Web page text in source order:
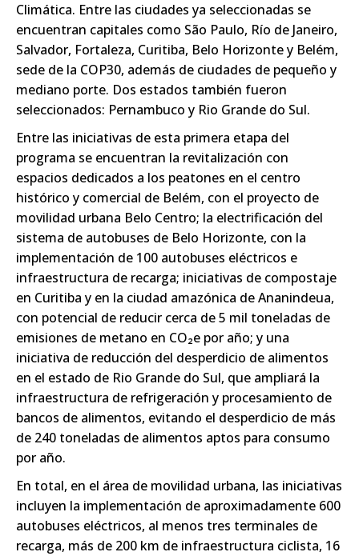
Climática. Entre las ciudades ya seleccionadas se
encuentran capitales como São Paulo, Río de Janeiro,
Salvador, Fortaleza, Curitiba, Belo Horizonte y Belém,
sede de la COP30, además de ciudades de pequeño y
mediano porte. Dos estados también fueron
seleccionados: Pernambuco y Rio Grande do Sul.
Entre las iniciativas de esta primera etapa del
programa se encuentran la revitalización con
espacios dedicados a los peatones en el centro
histórico y comercial de Belém, con el proyecto de
movilidad urbana Belo Centro; la electrificación del
sistema de autobuses de Belo Horizonte, con la
implementación de 100 autobuses eléctricos e
infraestructura de recarga; iniciativas de compostaje
en Curitiba y en la ciudad amazónica de Ananindeua,
con potencial de reducir cerca de 5 mil toneladas de
emisiones de metano en CO₂e por año; y una
iniciativa de reducción del desperdicio de alimentos
en el estado de Rio Grande do Sul, que ampliará la
infraestructura de refrigeración y procesamiento de
bancos de alimentos, evitando el desperdicio de más
de 240 toneladas de alimentos aptos para consumo
por año.
En total, en el área de movilidad urbana, las iniciativas
incluyen la implementación de aproximadamente 600
autobuses eléctricos, al menos tres terminales de
recarga, más de 200 km de infraestructura ciclista, 16